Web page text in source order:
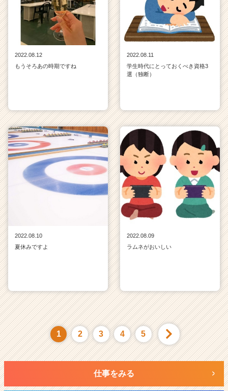
2022.08.12
もうそろあの時期ですね
2022.08.11
学生時代にとっておくべき資格3
選（独断）
2022.08.10
夏休みですよ
2022.08.09
ラムネがおいしい
1 2 3 4 5
仕事をみる